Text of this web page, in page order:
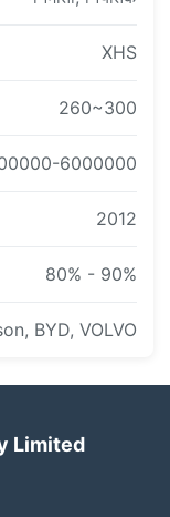
साझेदारी
उत्पाद
प्राप्त
XHS
260~300
6000000
2012
80% - 90%
BYD, VOLVO
Limited